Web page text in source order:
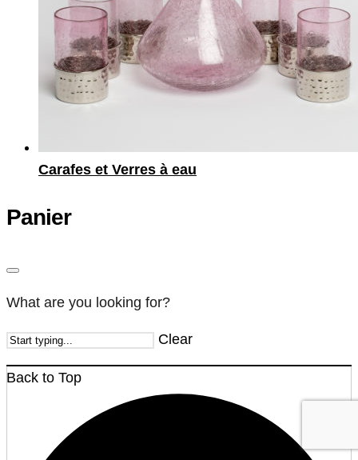
Carafes et Verres à eau
Panier
What are you looking for?
Clear
Back to Top